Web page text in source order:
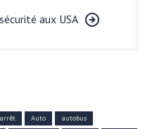
aux USA
arrêt Auto
autobus